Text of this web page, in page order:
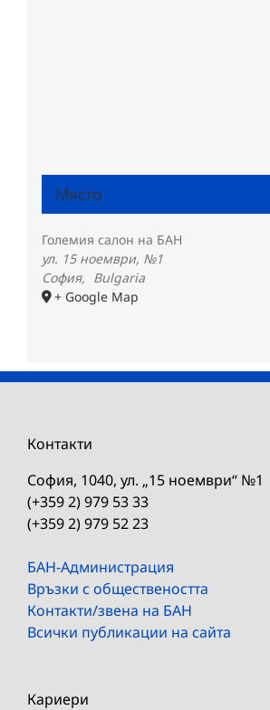
Място
Големия салон на БАН
ул. 15 ноември, №1
София, Bulgaria
+ Google Map
Контакти
София, 1040, ул. „15 ноември“ №1
(+359 2) 979 53 33
(+359 2) 979 52 23
БАН-Администрация
Връзки с обществеността
Контакти/звена на БАН
Всички публикации на сайта
Кариери